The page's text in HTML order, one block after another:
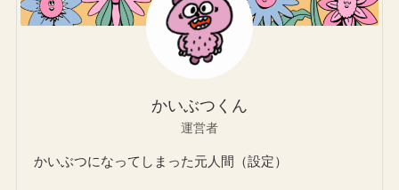
かいぶつくん
運営者
かいぶつになってしまった元人間（設定）